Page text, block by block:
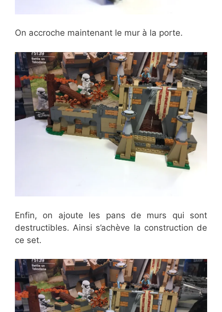
On accroche maintenant le mur à la porte.
Enfin, on ajoute les pans de murs qui sont
destructibles. Ainsi s’achève la construction de
ce set.